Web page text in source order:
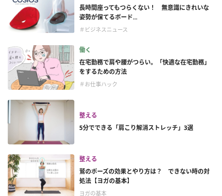
長時間座ってもつらくない！ 無意識にきれいな
姿勢が保てるボード...
＃ビジネスニュース
働く
在宅勤務で肩や腰がつらい。「快適な在宅勤務」
をするための方法
＃お仕事ハック
整える
5分でできる「肩こり解消ストレッチ」3選
整える
鷲のポーズの効果とやり方は？ できない時の対
処法【ヨガの基本】
ヨガの基本